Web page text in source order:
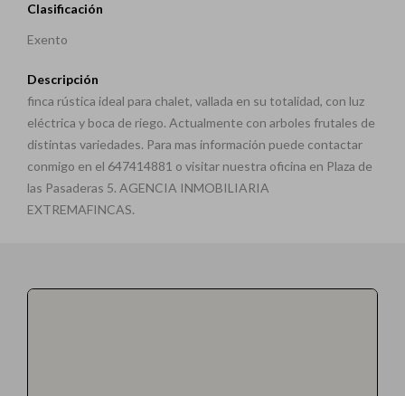
Clasificación
Exento
Descripción
finca rústica ideal para chalet, vallada en su totalidad, con luz
eléctrica y boca de riego. Actualmente con arboles frutales de
distintas variedades. Para mas información puede contactar
conmigo en el 647414881 o visitar nuestra oficina en Plaza de
las Pasaderas 5. AGENCIA INMOBILIARIA
EXTREMAFINCAS.